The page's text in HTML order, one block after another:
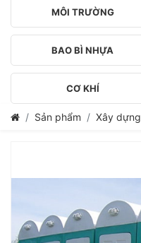
MÔI TRƯỜNG
BAO BÌ NHỰA
CƠ KHÍ
Sản phẩm Xây dựng